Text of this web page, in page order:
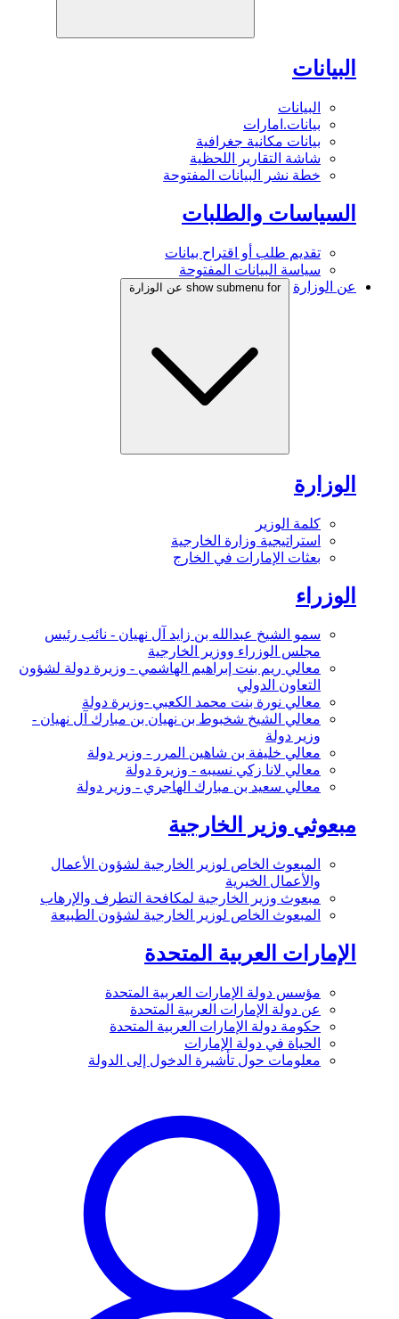
البيانات
البيانات
بيانات.امارات
بيانات مكانية جغرافية
شاشة التقارير اللحظية
خطة نشر البيانات المفتوحة
السياسات والطلبات
تقديم طلب أو اقتراح بيانات
سياسة البيانات المفتوحة
عن الوزارة
show submenu for عن الوزارة
الوزارة
كلمة الوزير
استراتيجية وزارة الخارجية
بعثات الإمارات في الخارج
الوزراء
سمو الشيخ عبدالله بن زايد آل نهيان - نائب رئيس
مجلس الوزراء ووزير الخارجية
معالي ريم بنت إبراهيم الهاشمي - وزيرة دولة لشؤون
التعاون الدولي
معالي نورة بنت محمد الكعبي -وزيرة دولة
معالي الشيخ شخبوط بن نهيان بن مبارك آل نهيان -
وزير دولة
معالي خليفة بن شاهين المرر - وزير دولة
معالي لانا زكي نسيبه - وزيرة دولة
معالي سعيد بن مبارك الهاجري - وزير دولة
مبعوثي وزير الخارجية
المبعوث الخاص لوزير الخارجية لشؤون الأعمال
والأعمال الخيرية
مبعوث وزير الخارجية لمكافحة التطرف والإرهاب
المبعوث الخاص لوزير الخارجية لشؤون الطبيعة
الإمارات العربية المتحدة
مؤسس دولة الإمارات العربية المتحدة
عن دولة الإمارات العربية المتحدة
حكومة دولة الإمارات العربية المتحدة
الحياة في دولة الإمارات
معلومات حول تأشيرة الدخول إلى الدولة